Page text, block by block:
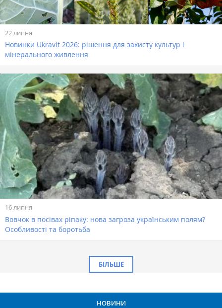
22 липня
Новинки Ukravit 2026: рішення для захисту культур і
мінерального живлення
16 липня
Вовчок в посівах ріпаку: нова загроза українським полям?
Особливості та боротьба
БІЛЬШЕ
НОВИНИ